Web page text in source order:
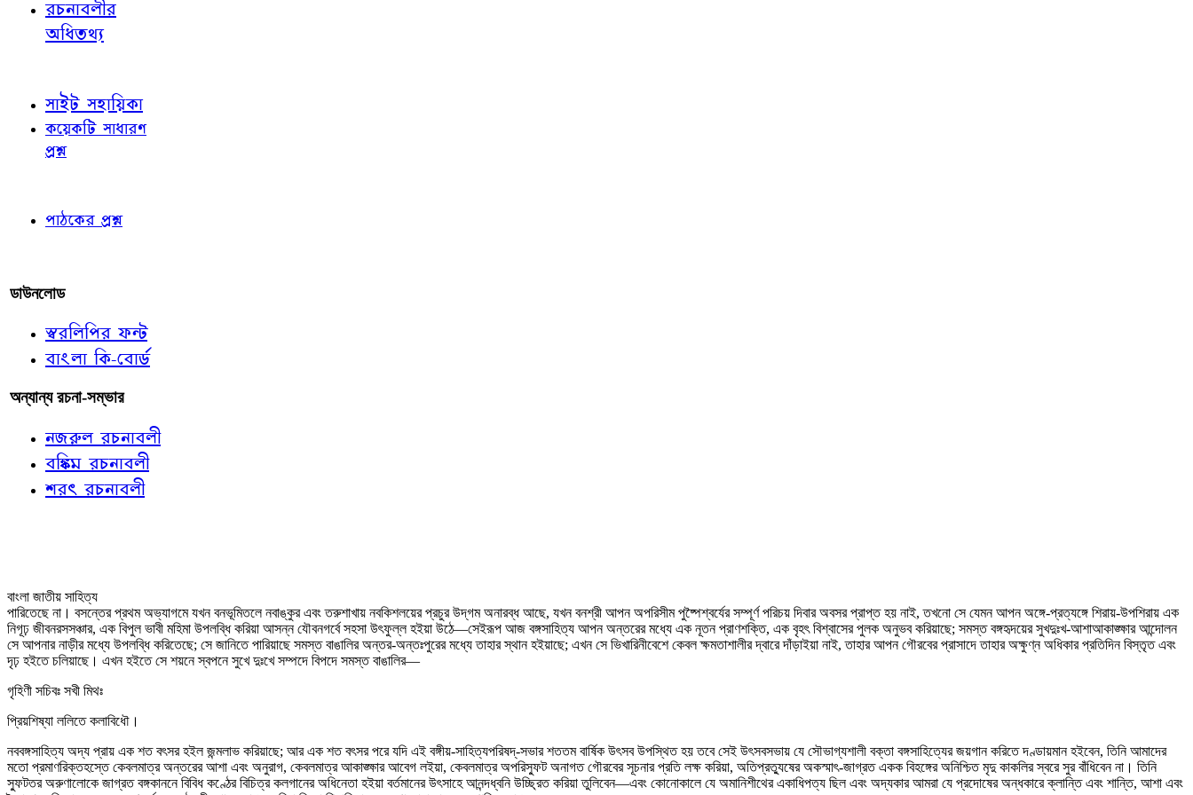
রচনাবলীর
অধিতথ্য
সাইট সহায়িকা
কয়েকটি সাধারণ
প্রশ্ন
পাঠকের প্রশ্ন
ডাউনলোড
স্বরলিপির ফন্ট
বাংলা কি-বোর্ড
অন্যান্য রচনা-সম্ভার
নজরুল রচনাবলী
বঙ্কিম রচনাবলী
শরৎ রচনাবলী
বাংলা জাতীয় সাহিত্য
পারিতেছে না। বসন্তের প্রথম অভ্যাগমে যখন বনভূমিতলে নবাঙ্কুর এবং তরুশাখায় নবকিশলয়ের প্রচুর উদ্‌গম অনারব্ধ আছে, যখন বনশ্রী আপন অপরিসীম পুষ্পৈশ্বর্যের সম্পূর্ণ পরিচয় দিবার অবসর প্রাপ্ত হয় নাই, তখনো সে যেমন আপন অঙ্গে-প্রত্যঙ্গে শিরায়-উপশিরায় এক
নিগূঢ় জীবনরসসঞ্চার, এক বিপুল ভাবী মহিমা উপলব্ধি করিয়া আসন্ন যৌবনগর্বে সহসা উৎফুল্ল হইয়া উঠে—সেইরূপ আজ বঙ্গসাহিত্য আপন অন্তরের মধ্যে এক নূতন প্রাণশক্তি, এক বৃহৎ বিশ্বাসের পুলক অনুভব করিয়াছে; সমস্ত বঙ্গহৃদয়ের সুখদুঃখ-আশাআকাঙ্ক্ষার আন্দোলন
সে আপনার নাড়ীর মধ্যে উপলব্ধি করিতেছে; সে জানিতে পারিয়াছে সমস্ত বাঙালির অন্তর-অন্তঃপুরের মধ্যে তাহার স্থান হইয়াছে; এখন সে ভিখারিনীবেশে কেবল ক্ষমতাশালীর দ্বারে দাঁড়াইয়া নাই, তাহার আপন গৌরবের প্রাসাদে তাহার অক্ষুণ্ন অধিকার প্রতিদিন বিস্তৃত এবং
দৃঢ় হইতে চলিয়াছে। এখন হইতে সে শয়নে স্বপনে সুখে দুঃখে সম্পদে বিপদে সমস্ত বাঙালির—
গৃহিণী সচিবঃ সখী মিথঃ
প্রিয়শিষ্যা ললিতে কলাবিধৌ।
নববঙ্গসাহিত্য অদ্য প্রায় এক শত বৎসর হইল জন্মলাভ করিয়াছে; আর এক শত বৎসর পরে যদি এই বঙ্গীয়-সাহিত্যপরিষদ্‌-সভার শততম বার্ষিক উৎসব উপস্থিত হয় তবে সেই উৎসবসভায় যে সৌভাগ্যশালী বক্তা বঙ্গসাহিত্যের জয়গান করিতে দণ্ডায়মান হইবেন, তিনি আমাদের
মতো প্রমাণরিক্তহস্তে কেবলমাত্র অন্তরের আশা এবং অনুরাগ, কেবলমাত্র আকাঙ্ক্ষার আবেগ লইয়া, কেবলমাত্র অপরিস্ফুট অনাগত গৌরবের সূচনার প্রতি লক্ষ করিয়া, অতিপ্রত্যুষের অকস্মাৎ-জাগ্রত একক বিহঙ্গের অনিশ্চিত মৃদু কাকলির স্বরে সুর বাঁধিবেন না। তিনি
স্ফুটতর অরুণালোকে জাগ্রত বঙ্গকাননে বিবিধ কণ্ঠের বিচিত্র কলগানের অধিনেতা হইয়া বর্তমানের উৎসাহে আনন্দধ্বনি উচ্ছ্রিত করিয়া তুলিবেন—এবং কোনোকালে যে অমানিশীথের একাধিপত্য ছিল এবং অদ্যকার আমরা যে প্রদোষের অন্ধকারে ক্লান্তি এবং শান্তি, আশা এবং